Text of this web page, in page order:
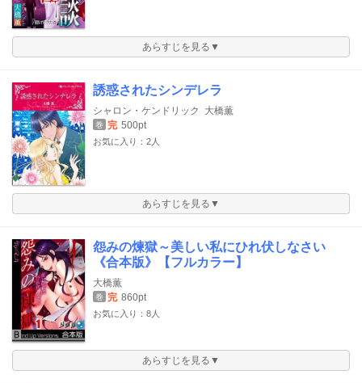
あらすじを見る▼
誘惑されたシンデレラ
シャロン・ケンドリック 大橋薫
巻 完 500pt
お気に入り：2人
あらすじを見る▼
怨みの煉獄～美しい私にひれ伏しなさい
《合本版》【フルカラー】
大橋薫
巻 完 860pt
お気に入り：8人
あらすじを見る▼